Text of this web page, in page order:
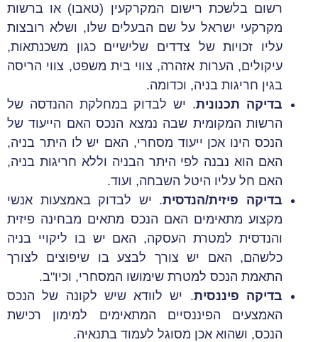
רשום בלשכת רישום המקרקעין (טאבו) או ברשות
מקרקעי ישראל על שם הבעלים שלו, ושלא רובצות
עליו זכויות של צדדים שלישיים כגון משכנתאות,
עיקולים, הערות אזהרה, צווי בית משפט, צווי הריסה
בגין חריגות בניה, וכדומה.
בדיקה תכנונית. יש לבדוק במחלקת ההנדסה של
הרשות המקומית שבה נמצא הנכס האם הייעוד של
הנכס הינו אכן ייעוד מסחרי, האם יש לו היתר בניה,
האם הוא נבנה לפי היתר הבניה וללא חריגות בניה,
האם חל עליו היטל השבחה, ועוד.
בדיקה פיזית/הנדסית. יש לבדוק באמצעות אנשי
מקצוע מתאימים האם הנכס מתאים מבחינה פיזית
והנדסית למטרת העסקה, האם יש בו ליקויי בניה
כלשהם, האם יש צורך לבצע בו שיפוצים לצורך
התאמת הנכס למטרת שימושו המסחרי, וכיו"ב.
בדיקה פיננסית. יש לוודא שיש לקונה של הנכס
האמצעים הפיננסיים המתאימים למימון רכישת
הנכס, ושהוא אכן מסוגל לעמוד בתנאיה.